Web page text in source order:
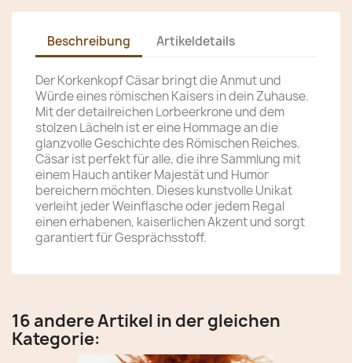
Beschreibung Artikeldetails
Der Korkenkopf Cäsar bringt die Anmut und
Würde eines römischen Kaisers in dein Zuhause.
Mit der detailreichen Lorbeerkrone und dem
stolzen Lächeln ist er eine Hommage an die
glanzvolle Geschichte des Römischen Reiches.
Cäsar ist perfekt für alle, die ihre Sammlung mit
einem Hauch antiker Majestät und Humor
bereichern möchten. Dieses kunstvolle Unikat
verleiht jeder Weinflasche oder jedem Regal
einen erhabenen, kaiserlichen Akzent und sorgt
garantiert für Gesprächsstoff.
16 andere Artikel in der gleichen
Kategorie: